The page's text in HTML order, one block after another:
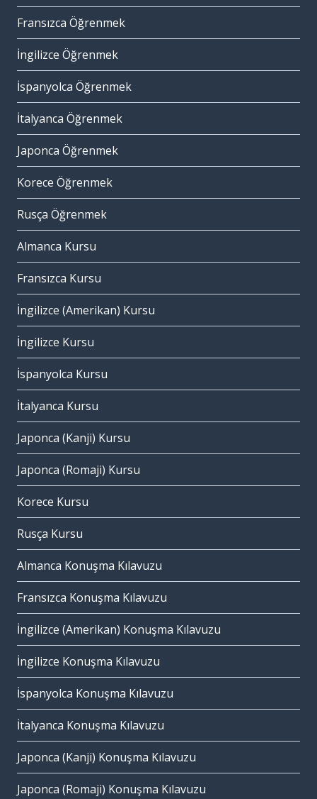
Fransızca Öğrenmek
İngilizce Öğrenmek
İspanyolca Öğrenmek
İtalyanca Öğrenmek
Japonca Öğrenmek
Korece Öğrenmek
Rusça Öğrenmek
Almanca Kursu
Fransızca Kursu
İngilizce (Amerikan) Kursu
İngilizce Kursu
İspanyolca Kursu
İtalyanca Kursu
Japonca (Kanji) Kursu
Japonca (Romaji) Kursu
Korece Kursu
Rusça Kursu
Almanca Konuşma Kılavuzu
Fransızca Konuşma Kılavuzu
İngilizce (Amerikan) Konuşma Kılavuzu
İngilizce Konuşma Kılavuzu
İspanyolca Konuşma Kılavuzu
İtalyanca Konuşma Kılavuzu
Japonca (Kanji) Konuşma Kılavuzu
Japonca (Romaji) Konuşma Kılavuzu